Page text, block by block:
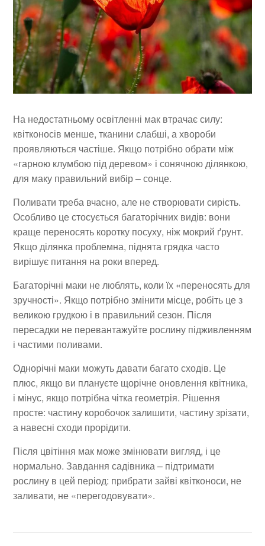
На недостатньому освітленні мак втрачає силу:
квітконосів менше, тканини слабші, а хвороби
проявляються частіше. Якщо потрібно обрати між
«гарною клумбою під деревом» і сонячною ділянкою,
для маку правильний вибір – сонце.
Поливати треба вчасно, але не створювати сирість.
Особливо це стосується багаторічних видів: вони
краще переносять коротку посуху, ніж мокрий ґрунт.
Якщо ділянка проблемна, піднята грядка часто
вирішує питання на роки вперед.
Багаторічні маки не люблять, коли їх «переносять для
зручності». Якщо потрібно змінити місце, робіть це з
великою грудкою і в правильний сезон. Після
пересадки не перевантажуйте рослину підживленням
і частими поливами.
Однорічні маки можуть давати багато сходів. Це
плюс, якщо ви плануєте щорічне оновлення квітника,
і мінус, якщо потрібна чітка геометрія. Рішення
просте: частину коробочок залишити, частину зрізати,
а навесні сходи прорідити.
Після цвітіння мак може змінювати вигляд, і це
нормально. Завдання садівника – підтримати
рослину в цей період: прибрати зайві квітконоси, не
заливати, не «перегодовувати».